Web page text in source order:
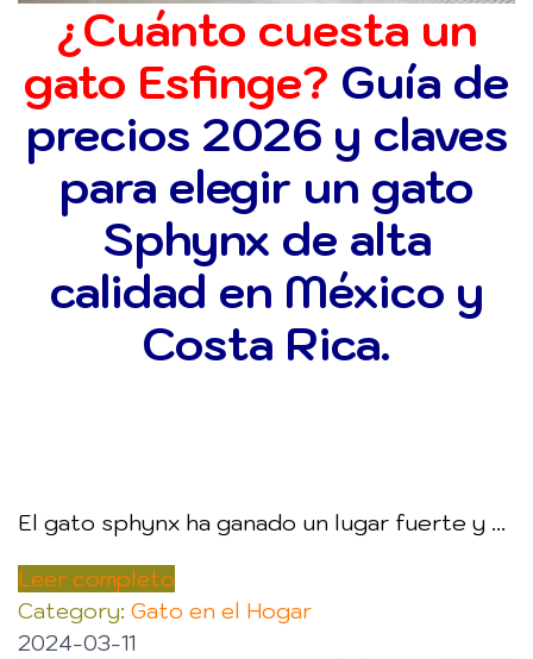
¿Cuánto cuesta un
gato Esfinge? Guía de
precios 2026 y claves
para elegir un gato
Sphynx de alta
calidad en México y
Costa Rica.
El gato sphynx ha ganado un lugar fuerte y ...
Leer completo
Category: Gato en el Hogar
2024-03-11